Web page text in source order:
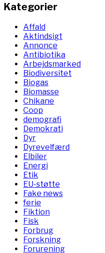
Kategorier
Affald
Aktindsigt
Annonce
Antibiotika
Arbejdsmarked
Biodiversitet
Biogas
Biomasse
Chikane
Coop
demografi
Demokrati
Dyr
Dyrevelfærd
Elbiler
Energi
Etik
EU-støtte
Fake news
ferie
Fiktion
Fisk
Forbrug
Forskning
Forurening